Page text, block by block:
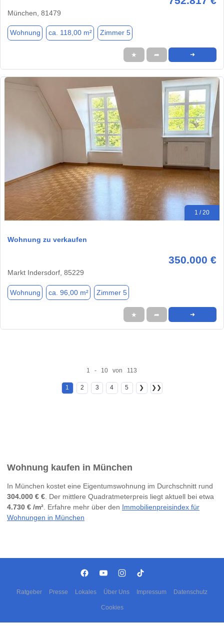
München, 81479
Wohnung ca. 118,00 m² Zimmer 5
★ ➦ ➜
1 / 20
Wohnung zu verkaufen
350.000 €
Markt Indersdorf, 85229
Wohnung ca. 96,00 m² Zimmer 5
★ ➦ ➜
1 - 10 von 113
1 2 3 4 5 ❯ ❯❯
Wohnung kaufen in München
In München kostet eine Eigentumswohnung im Durchschnitt rund
304.000 € €. Der mittlere Quadratmeterpreis liegt aktuell bei etwa
4.730 € /m². Erfahre mehr über den Immobilienpreisindex für
Wohnungen in München
Ratgeber Presse Lokales Über Uns Impressum Datenschutz
Cookies